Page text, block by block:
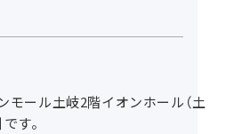
モール土岐2階イオンホール（土
す。